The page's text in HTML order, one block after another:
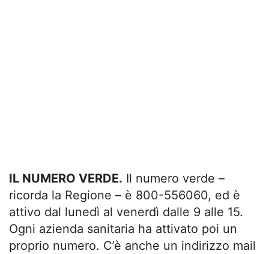
IL NUMERO VERDE. Il numero verde –
ricorda la Regione – è 800-556060, ed è
attivo dal lunedì al venerdì dalle 9 alle 15.
Ogni azienda sanitaria ha attivato poi un
proprio numero. C’è anche un indirizzo mail